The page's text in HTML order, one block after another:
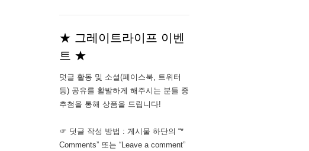
★ 그레이트라이프 이벤
트 ★
덧글 활동 및 소셜(페이스북, 트위터
등) 공유를 활발하게 해주시는 분들 중
추첨을 통해 상품을 드립니다!
☞ 덧글 작성 방법 : 게시물 하단의 “*
Comments” 또는 “Leave a comment”